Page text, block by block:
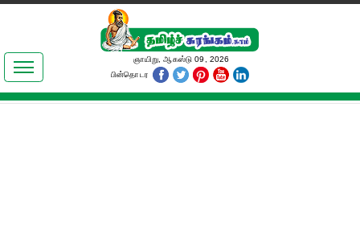
இலக்கியங்கள்
தமிழ் உலகம்
ஞாயிறு, ஆகஸ்டு 09, 2026
பின்தொடர